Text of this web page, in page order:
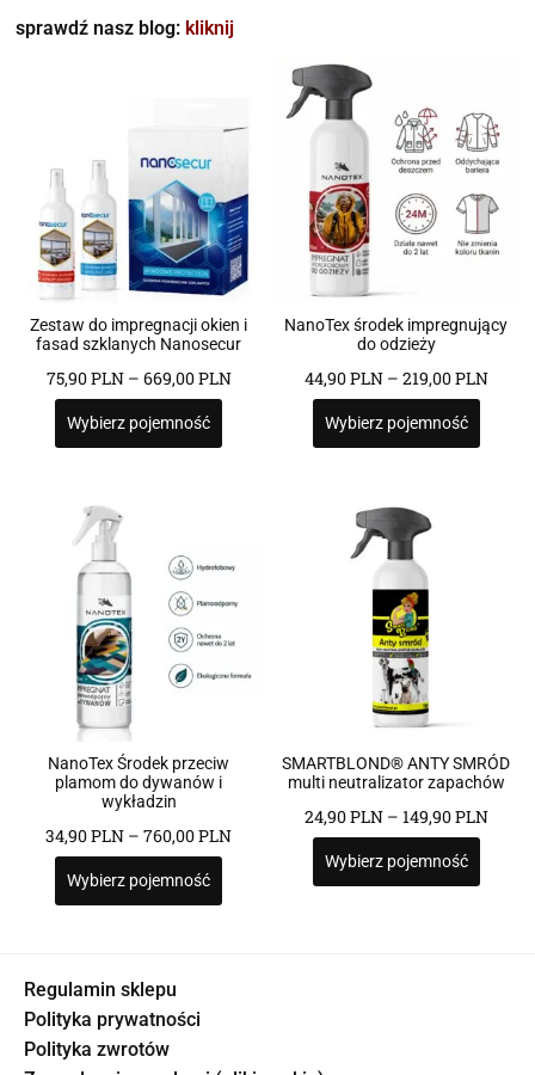
sprawdź nasz blog: kliknij
Zestaw do impregnacji okien i
fasad szklanych Nanosecur
75,90PLN– 669,00PLN
Wybierz pojemność
NanoTex środek impregnujący
do odzieży
44,90PLN– 219,00PLN
Wybierz pojemność
NanoTex Środek przeciw
plamom do dywanów i
wykładzin
34,90PLN –760,00PLN
Wybierz pojemność
SMARTBLOND® ANTY SMRÓD
multi neutralizator zapachów
24,90PLN– 149,90PLN
Wybierz pojemność
Regulamin sklepu
Polityka prywatności
Polityka zwrotów